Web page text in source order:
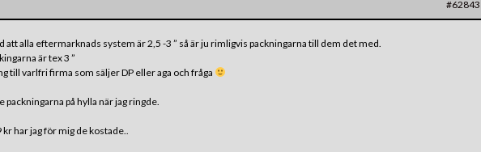
#62843
att alla eftermarknads system är 2,5 -3 ” så är ju rimligvis packningarna till dem det med.
är tex 3 ”
till varlfri firma som säljer DP eller aga och fråga
packningarna på hylla när jag ringde.
har jag för mig de kostade..